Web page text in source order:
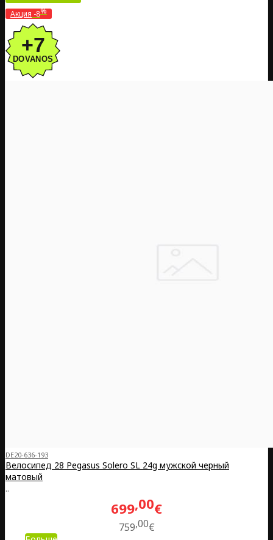
Акция -8%
DE20-636-193
Велосипед 28 Pegasus Solero SL 24g мужской черный
матовый
..
699 00€
759 00€